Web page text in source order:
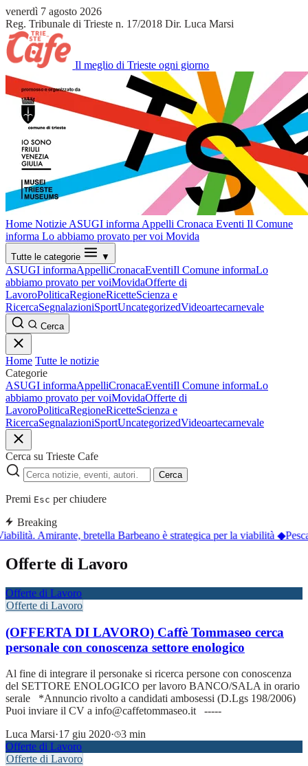
venerdì 7 agosto 2026
Reg. Tribunale di Trieste n. 17/2018 Dir. Luca Marsi
Il meglio di Trieste ogni giorno
Home Notizie ASUGI informa Appelli Cronaca Eventi Il Comune
informa Lo abbiamo provato per voi Movida
Tutte le categorie ▼
ASUGI informaAppelliCronacaEventiIl Comune informaLo
abbiamo provato per voiMovidaOfferte di
LavoroPoliticaRegioneRicetteScienza e
RicercaSegnalazioniSportUncategorizedVideoartecarnevale
Cerca
Home Tutte le notizie
Categorie
ASUGI informaAppelliCronacaEventiIl Comune informaLo
abbiamo provato per voiMovidaOfferte di
LavoroPoliticaRegioneRicetteScienza e
RicercaSegnalazioniSportUncategorizedVideoartecarnevale
Cerca su Trieste Cafe
Cerca
Premi Esc per chiudere
Breaking
Amirante, bretella Barbeano è strategica per la viabilità ◆
Offerte di Lavoro
Offerte di Lavoro
Offerte di Lavoro
(OFFERTA DI LAVORO) Caffè Tommaseo cerca
personale con conoscenza settore enologico
Al fine di integrare il personake si ricerca persone con conoscenza
del SETTORE ENOLOGICO per lavoro BANCO/SALA in orario
serale *Annuncio rivolto a candidati ambosessi (D.Lgs 198/2006)
Puoi inviare il CV a info@caffetommaseo.it -----
Luca Marsi·17 giu 2020·
3 min
Offerte di Lavoro
Offerte di Lavoro